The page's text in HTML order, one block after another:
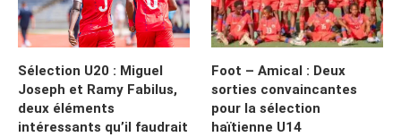
Sélection U20 : Miguel
Joseph et Ramy Fabilus,
deux éléments
intéressants qu’il faudrait
Foot – Amical : Deux
sorties convaincantes
pour la sélection
haïtienne U14